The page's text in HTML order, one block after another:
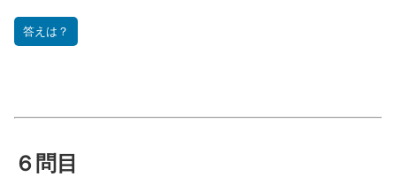
答えは？
６問目